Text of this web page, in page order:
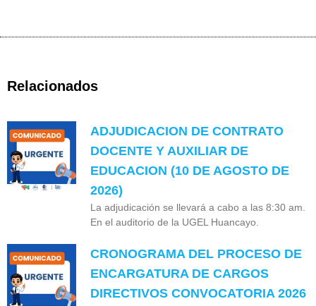
Relacionados
ADJUDICACION DE CONTRATO
DOCENTE Y AUXILIAR DE
EDUCACION (10 DE AGOSTO DE
2026)
La adjudicación se llevará a cabo a las 8:30 am.
En el auditorio de la UGEL Huancayo.
CRONOGRAMA DEL PROCESO DE
ENCARGATURA DE CARGOS
DIRECTIVOS CONVOCATORIA 2026